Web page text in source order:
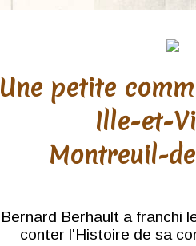
Une petite
Ille-et-
Montreuil-
Bernard Berhault a franchi
conter l'Histoire de sa